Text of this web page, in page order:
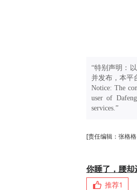
“特别声明：
并发布，本平
Notice: The
user of
services.”
[责任编辑：张格
你睡了，腰
推荐1